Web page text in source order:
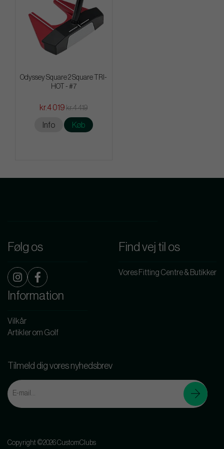
Odyssey Square 2 Square TRI-
HOT - #7
kr.4 019 kr.4 419
Info Køb
Følg os Find vej til os
Vores Fitting Centre & Butikker
Information
Vilkår
Artikler om Golf
Tilmeld dig vores nyhedsbrev
Copyright ©2026 CustomClubs